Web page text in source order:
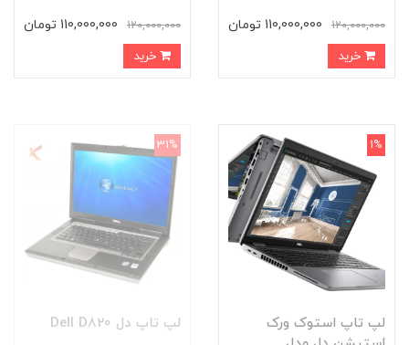
120,000,000 110,000,000 تومان 120,000,000 110,000,000 تومان
لپ تاپ استوک ورک
1%
لپ تاپ دل Dell D820
31%